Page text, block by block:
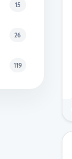
15
26
119